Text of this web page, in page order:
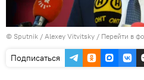
© Sputnik / Alexey Vitvitsky / Перейти в
Подписаться